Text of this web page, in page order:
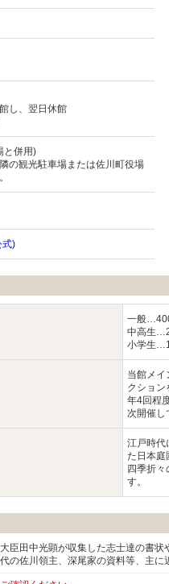
し、翌日休館
と併用)
の観光駐車場または佐川町役場
式)
一般
中高生
小学生
当館メイ
クション
年4回程
次開催し
江戸時代
た日本庭
四季折
す。
臣田中光顕が収集した志士達の書
の佐川領主、深尾家の資料等、主